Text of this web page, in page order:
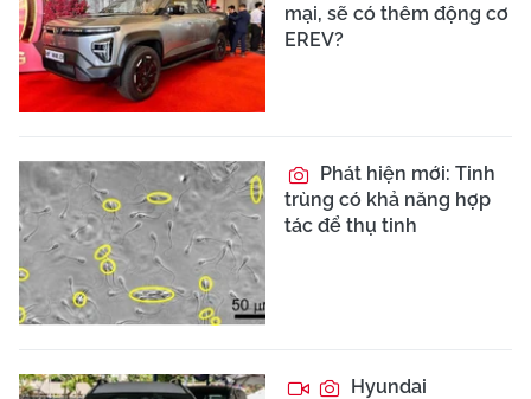
mại, sẽ có thêm động cơ
EREV?
Phát hiện mới: Tinh
trùng có khả năng hợp
tác để thụ tinh
Hyundai